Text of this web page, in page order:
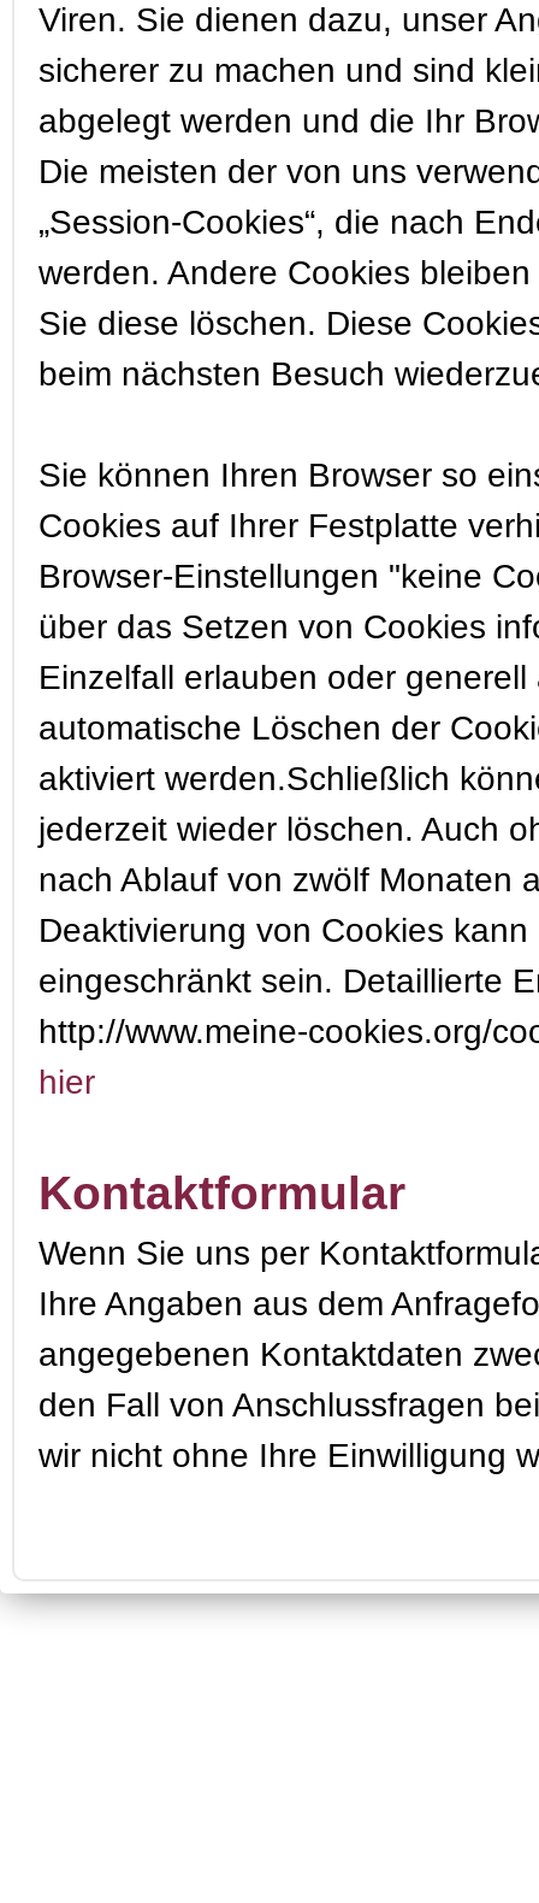
Viren. Sie dienen dazu, unser
sicherer zu machen und sind
abgelegt werden und die Ihr
Die meisten der von uns
„Session-Cookies“, die nach
werden. Andere Cookies
Sie diese löschen. Diese
beim nächsten Besuch
Sie können Ihren Browser so
Cookies auf Ihrer Festplatte
Browser-Einstellungen "keine
über das Setzen von Cookies
Einzelfall erlauben oder
automatische Löschen der
aktiviert werden.Schließlich
jederzeit wieder löschen. Auch
nach Ablauf von zwölf Monaten
Deaktivierung von Cookies
eingeschränkt sein. Detaillierte
http://www.meine-cookies.org/
hier
Kontaktformular
Wenn Sie uns per
Ihre Angaben aus dem
angegebenen Kontaktdaten
den Fall von Anschlussfragen
wir nicht ohne Ihre Einwilligung